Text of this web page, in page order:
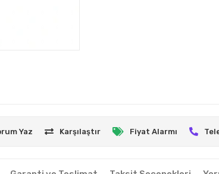
Yaz Karşılaştır Fiyat Alarmı